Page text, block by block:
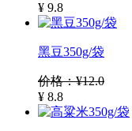
¥ 9.8
黑豆350g/袋
价格：¥12.0
¥ 8.8